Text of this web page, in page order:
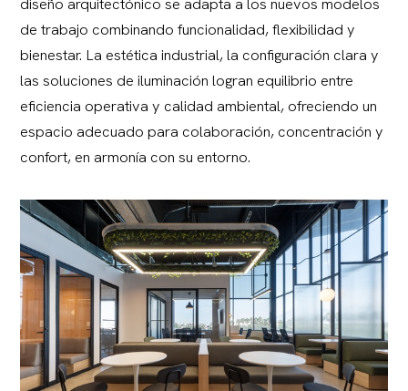
diseño arquitectónico se adapta a los nuevos modelos
de trabajo combinando funcionalidad, flexibilidad y
bienestar. La estética industrial, la configuración clara y
las soluciones de iluminación logran equilibrio entre
eficiencia operativa y calidad ambiental, ofreciendo un
espacio adecuado para colaboración, concentración y
confort, en armonía con su entorno.